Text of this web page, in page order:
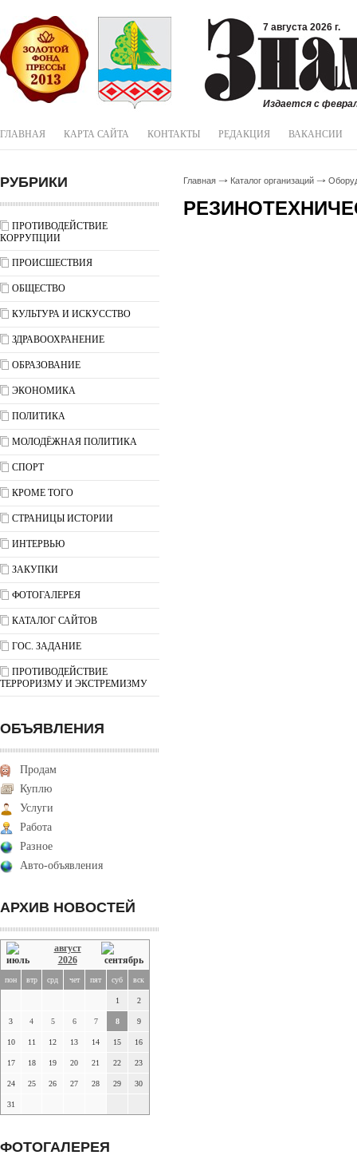
7 августа 2026 г.
Издается с
ГЛАВНАЯ КАРТА САЙТА КОНТАКТЫ РЕДАКЦИЯ ВАКАНСИИ
РУБРИКИ
ПРОТИВОДЕЙСТВИЕ
КОРРУПЦИИ
ПРОИСШЕСТВИЯ
ОБЩЕСТВО
КУЛЬТУРА И ИСКУССТВО
ЗДРАВООХРАНЕНИЕ
ОБРАЗОВАНИЕ
ЭКОНОМИКА
ПОЛИТИКА
МОЛОДЁЖНАЯ ПОЛИТИКА
СПОРТ
КРОМЕ ТОГО
СТРАНИЦЫ ИСТОРИИ
ИНТЕРВЬЮ
ЗАКУПКИ
ФОТОГАЛЕРЕЯ
КАТАЛОГ САЙТОВ
ГОС. ЗАДАНИЕ
ПРОТИВОДЕЙСТВИЕ
ТЕРРОРИЗМУ И ЭКСТРЕМИЗМУ
ОБЪЯВЛЕНИЯ
Продам
Куплю
Услуги
Работа
Разное
Авто-объявления
АРХИВ НОВОСТЕЙ
август
2026
пон втр срд чет пят суб вск
1 2
3 4 5 6 7 8 9
10 11 12 13 14 15 16
17 18 19 20 21 22 23
24 25 26 27 28 29 30
31
ФОТОГАЛЕРЕЯ
Главная Каталог организаций